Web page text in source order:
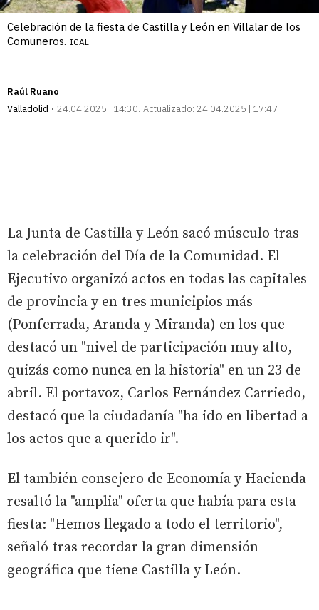
Celebración de la fiesta de Castilla y León en Villalar de los
Comuneros. ICAL
Raúl Ruano
Valladolid
24.04.2025 | 14:30 Actualizado: 24.04.2025 | 17:47
La Junta de Castilla y León sacó músculo tras
la celebración del Día de la Comunidad. El
Ejecutivo organizó actos en todas las capitales
de provincia y en tres municipios más
(Ponferrada, Aranda y Miranda) en los que
destacó un "nivel de participación muy alto,
quizás como nunca en la historia" en un 23 de
abril. El portavoz, Carlos Fernández Carriedo,
destacó que la ciudadanía "ha ido en libertad a
los actos que a querido ir".
El también consejero de Economía y Hacienda
resaltó la "amplia" oferta que había para esta
fiesta: "Hemos llegado a todo el territorio",
señaló tras recordar la gran dimensión
geográfica que tiene Castilla y León.